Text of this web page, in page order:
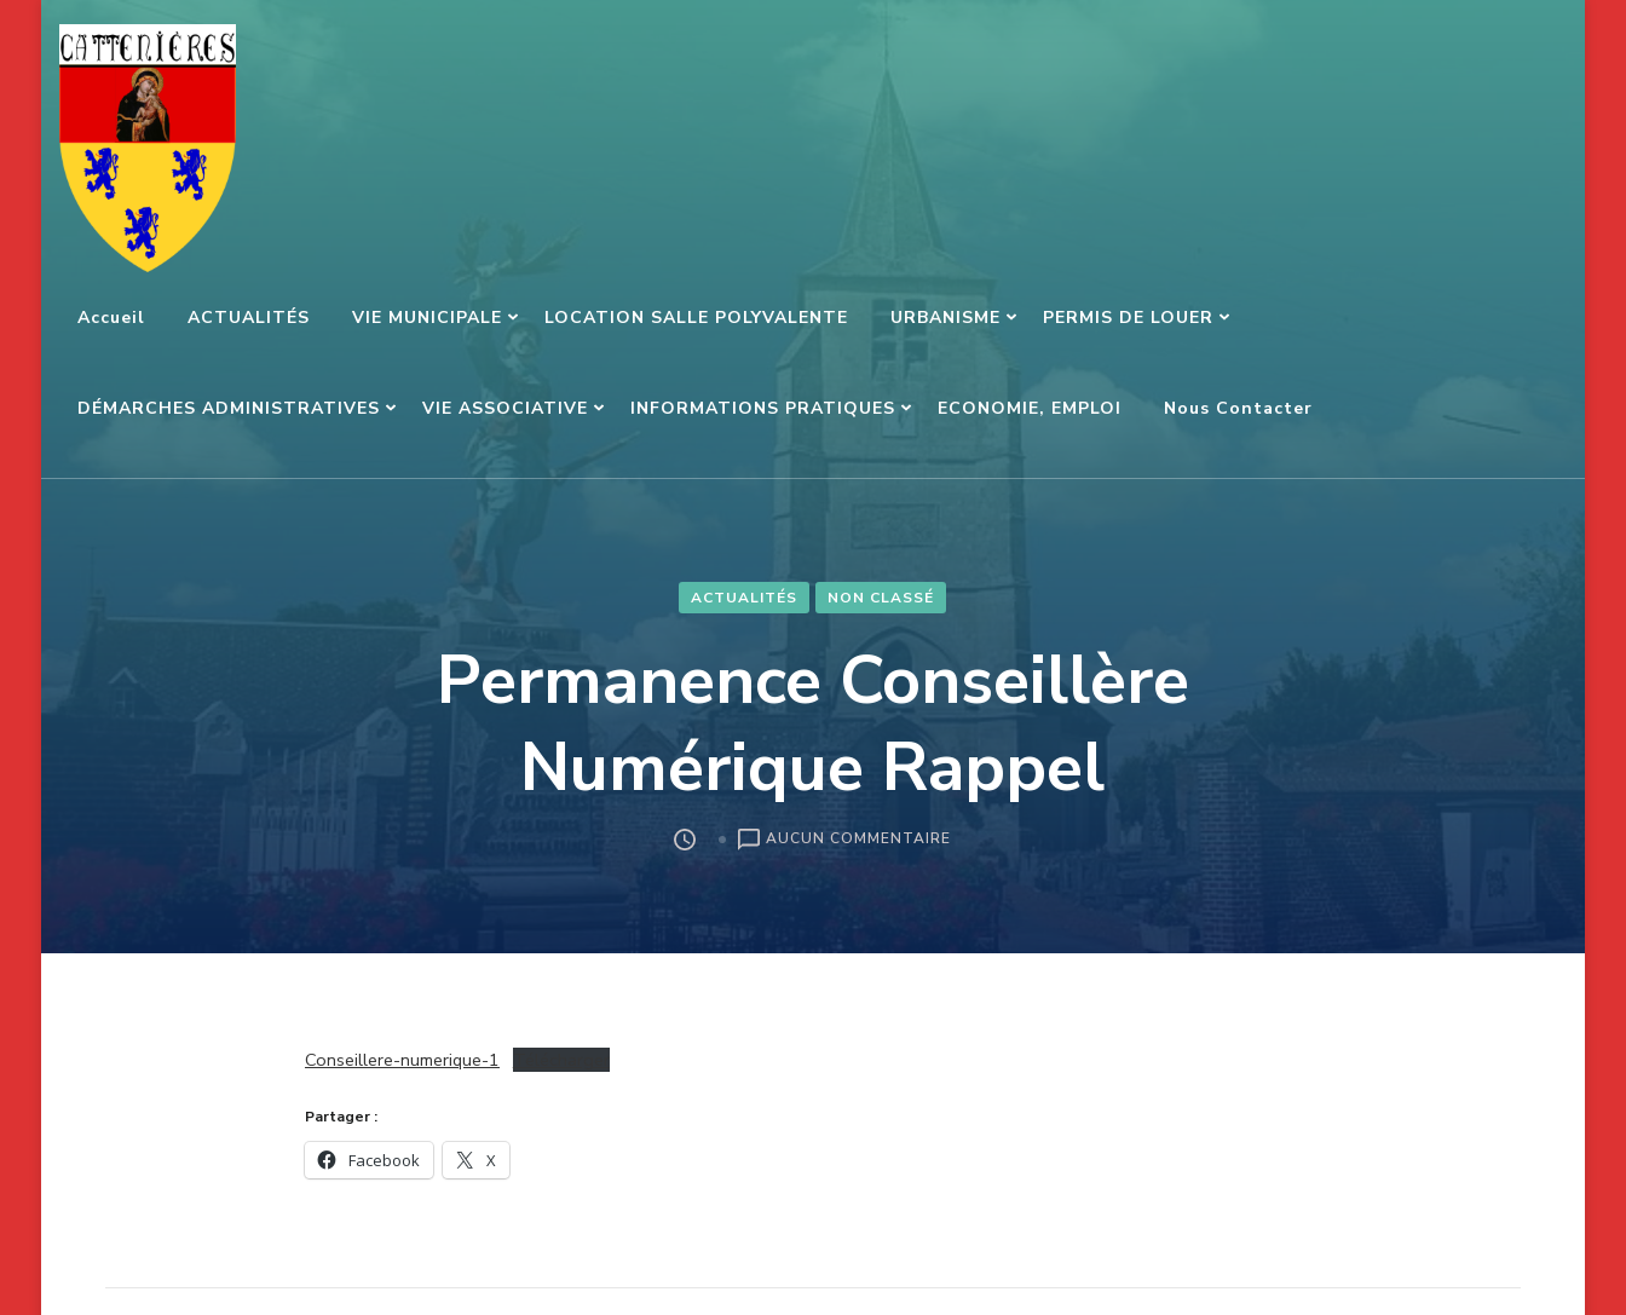
Aller
au
contenu
(Pressez
Entrée)
Accueil ACTUALITÉS VIE MUNICIPALE LOCATION SALLE POLYVALENTE URBANISME PERMIS DE LOUER
DÉMARCHES ADMINISTRATIVES VIE ASSOCIATIVE INFORMATIONS PRATIQUES ECONOMIE, EMPLOI Nous Contacter
ACTUALITÉS NON CLASSÉ
Permanence Conseillère
Numérique Rappel
AUCUN COMMENTAIRE
Conseillere-numerique-1
Partager :
Facebook X